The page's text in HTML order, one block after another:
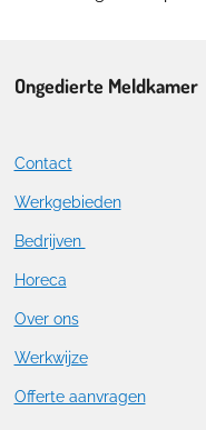
Ongedierte Meldkamer
Contact
Werkgebieden
Bedrijven
Horeca
Over ons
Werkwijze
Offerte aanvragen